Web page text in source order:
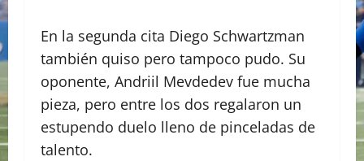
En la segunda cita Diego Schwartzman
también quiso pero tampoco pudo. Su
oponente, Andriil Mevdedev fue mucha
pieza, pero entre los dos regalaron un
estupendo duelo lleno de pinceladas de
talento.